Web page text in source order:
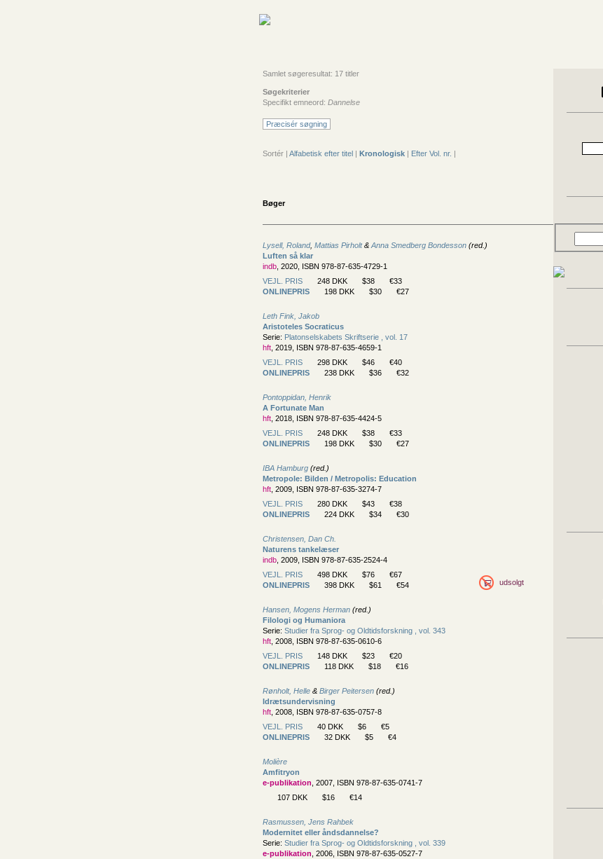
Samlet søgeresultat: 17 titler
Søgekriterier
Specifikt emneord: Dannelse
Præcisér søgning
Sortér | Alfabetisk efter titel | Kronologisk | Efter Vol. nr. |
Bøger
Lysell, Roland, Mattias Pirholt& Anna Smedberg Bondesson (red.)
Luften så klar
indb , 2020, ISBN 978-87-635-4729-1
VEJL. PRIS
248 DKK $38
€33
ONLINEPRIS
198 DKK $30 €27
Leth Fink, Jakob
Aristoteles Socraticus
Serie: Platonselskabets Skriftserie , vol. 17
hft , 2019, ISBN 978-87-635-4659-1
VEJL. PRIS
298 DKK $46
€40
ONLINEPRIS
238 DKK $36 €32
Pontoppidan, Henrik
A Fortunate Man
hft , 2018, ISBN 978-87-635-4424-5
VEJL. PRIS
248 DKK $38
€33
ONLINEPRIS
198 DKK $30 €27
IBA Hamburg (red.)
Metropole: Bilden / Metropolis: Education
hft , 2009, ISBN 978-87-635-3274-7
VEJL. PRIS
280 DKK $43
€38
ONLINEPRIS
224 DKK $34 €30
Christensen, Dan Ch.
Naturens tankelæser
indb , 2009, ISBN 978-87-635-2524-4
VEJL. PRIS
498 DKK $76
€67
ONLINEPRIS
398 DKK $61 €54 udsolgt
Hansen, Mogens Herman (red.)
Filologi og Humaniora
Serie: Studier fra Sprog- og Oldtidsforskning , vol. 343
hft , 2008, ISBN 978-87-635-0610-6
VEJL. PRIS
148 DKK $23
€20
ONLINEPRIS
118 DKK $18 €16
Rønholt, Helle & Birger Peitersen (red.)
Idrætsundervisning
hft , 2008, ISBN 978-87-635-0757-8
VEJL. PRIS
40 DKK $6
€5
ONLINEPRIS
32 DKK $5 €4
Molière
Amfitryon
e-publikation , 2007, ISBN 978-87-635-0741-7
107 DKK
$16 €14
Rasmussen, Jens Rahbek
Modernitet eller åndsdannelse?
Serie: Studier fra Sprog- og Oldtidsforskning , vol. 339
e-publikation , 2006, ISBN 978-87-635-0527-7